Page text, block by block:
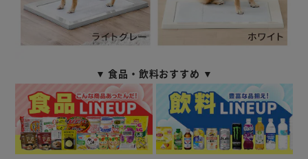
▼ 食品・飲料おすすめ ▼